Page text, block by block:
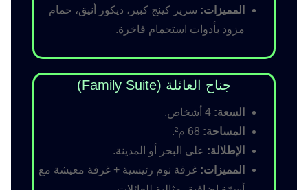
المميزات: سرير كينج كبير، ديكور أنيق، حمام
مزود بأدوات استحمام فاخرة.
جناح العائلة (Family Suite)
السعة:
المساحة:
الإطلالة: على البحر أو المدينة.
المميزات: غرفة نوم رئيسية + غرفة معيشة مع